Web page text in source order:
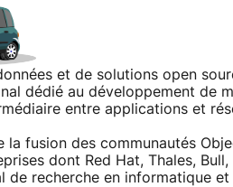
et de solutions open
dédié au développement de
entre applications et
la fusion des communautés
dont Red Hat, Thales,
de recherche en informatique